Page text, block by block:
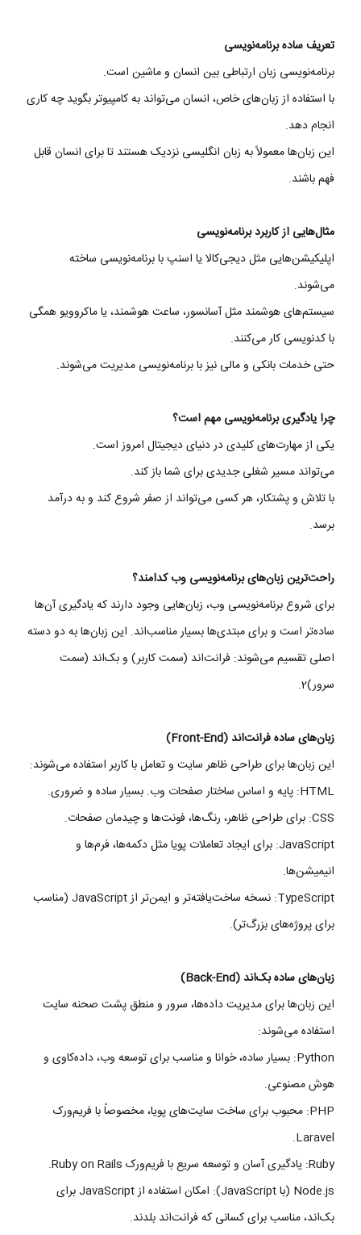
تعریف ساده برنامه‌نویسی
برنامه‌نویسی زبان ارتباطی بین انسان و ماشین است.
با استفاده از زبان‌های خاص، انسان می‌تواند به کامپیوتر بگوید چه کاری
انجام دهد.
این زبان‌ها معمولاً به زبان انگلیسی نزدیک هستند تا برای انسان قابل
فهم باشند.
مثال‌هایی از کاربرد برنامه‌نویسی
اپلیکیشن‌هایی مثل دیجی‌کالا یا اسنپ با برنامه‌نویسی ساخته
می‌شوند.
سیستم‌های هوشمند مثل آسانسور، ساعت هوشمند، یا ماکروویو همگی
با کدنویسی کار می‌کنند.
حتی خدمات بانکی و مالی نیز با برنامه‌نویسی مدیریت می‌شوند.
چرا یادگیری برنامه‌نویسی مهم است؟
یکی از مهارت‌های کلیدی در دنیای دیجیتال امروز است.
می‌تواند مسیر شغلی جدیدی برای شما باز کند.
با تلاش و پشتکار، هر کسی می‌تواند از صفر شروع کند و به درآمد
برسد.
راحت‌ترین زبان‌های برنامه‌نویسی وب کدامند؟
برای شروع برنامه‌نویسی وب، زبان‌هایی وجود دارند که یادگیری آن‌ها
ساده‌تر است و برای مبتدی‌ها بسیار مناسب‌اند. این زبان‌ها به دو دسته
اصلی تقسیم می‌شوند: فرانت‌اند (سمت کاربر) و بک‌اند (سمت
سرور)2.
زبان‌های ساده فرانت‌اند (Front-End)
این زبان‌ها برای طراحی ظاهر سایت و تعامل با کاربر استفاده می‌شوند:
HTML: پایه و اساس ساختار صفحات وب. بسیار ساده و ضروری.
CSS: برای طراحی ظاهر، رنگ‌ها، فونت‌ها و چیدمان صفحات.
JavaScript: برای ایجاد تعاملات پویا مثل دکمه‌ها، فرم‌ها و
انیمیشن‌ها.
TypeScript: نسخه ساخت‌یافته‌تر و ایمن‌تر از JavaScript (مناسب
برای پروژه‌های بزرگ‌تر).
زبان‌های ساده بک‌اند (Back-End)
این زبان‌ها برای مدیریت داده‌ها، سرور و منطق پشت صحنه سایت
استفاده می‌شوند:
Python: بسیار ساده، خوانا و مناسب برای توسعه وب، داده‌کاوی و
هوش مصنوعی.
PHP: محبوب برای ساخت سایت‌های پویا، مخصوصاً با فریم‌ورک
Laravel.
Ruby: یادگیری آسان و توسعه سریع با فریم‌ورک Ruby on Rails.
Node.js (با JavaScript): امکان استفاده از JavaScript برای
بک‌اند، مناسب برای کسانی که فرانت‌اند بلدند.